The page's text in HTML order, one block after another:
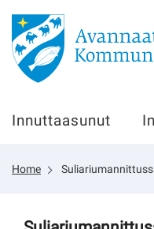
Innuttaasunut
Politikki
Tassaarsuaq
Innuttaasunut
Home